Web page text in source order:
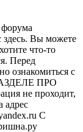
Вы можете
что-то
Перед
ознакомиться с
ПРО
не проходит,
адрес
С